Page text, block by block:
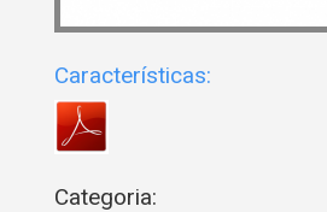
Características:
Categoria: